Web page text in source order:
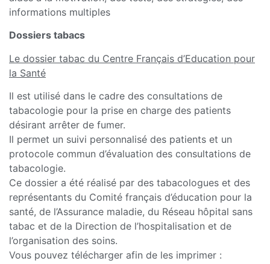
informations multiples
Dossiers tabacs
Le dossier tabac du Centre Français d’Education pour
la Santé
Il est utilisé dans le cadre des consultations de
tabacologie pour la prise en charge des patients
désirant arrêter de fumer.
Il permet un suivi personnalisé des patients et un
protocole commun d’évaluation des consultations de
tabacologie.
Ce dossier a été réalisé par des tabacologues et des
représentants du Comité français d’éducation pour la
santé, de l’Assurance maladie, du Réseau hôpital sans
tabac et de la Direction de l’hospitalisation et de
l’organisation des soins.
Vous pouvez télécharger afin de les imprimer :